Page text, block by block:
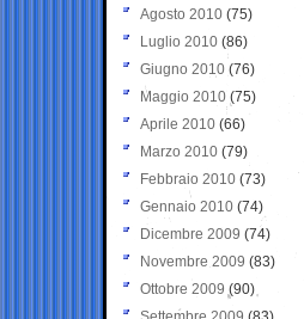
Agosto 2010 (75)
Luglio 2010 (86)
Giugno 2010 (76)
Maggio 2010 (75)
Aprile 2010 (66)
Marzo 2010 (79)
Febbraio 2010 (73)
Gennaio 2010 (74)
Dicembre 2009 (74)
Novembre 2009 (83)
Ottobre 2009 (90)